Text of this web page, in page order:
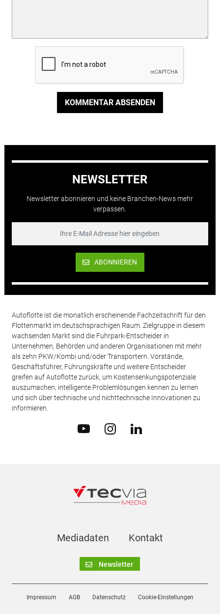
KOMMENTAR ABSENDEN
NEWSLETTER
Newsletter abonnieren und keine Branchen-News mehr
verpassen.
ABONNIEREN
Autoflotte ist die monatlich erscheinende Fachzeitschrift für den
Flottenmarkt im deutschsprachigen Raum. Zielgruppe in diesem
wachsenden Markt sind die Fuhrpark-Entscheider in
Unternehmen, Behörden und anderen Organisationen mit mehr
als zehn PKW/Kombi und/oder Transportern. Vorstände,
Geschäftsführer, Führungskräfte und weitere Entscheider
greifen auf Autoflotte zurück, um Kostensenkungspotenziale
auszumachen, intelligente Problemlösungen kennen zu lernen
und sich über technische und nichttechnische Innovationen zu
informieren.
Mediadaten Kontakt
Newsletter
Impressum AGB Datenschutz Cookie-Einstellungen